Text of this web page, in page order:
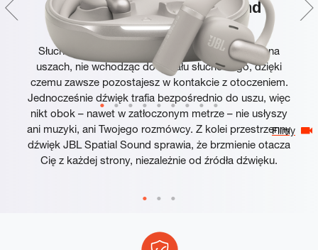
Filmy
Technologia JBL OpenSound i
Spatial Sound
Słuchawki JBL Sense Pro opierają się wygodnie na
uszach, nie wchodząc do kanału słuchowego, dzięki
czemu zawsze pozostajesz w kontakcie z otoczeniem.
Jednocześnie dźwięk trafia bezpośrednio do uszu, więc
nikt obok – nawet w zatłoczonym metrze – nie usłyszy
ani muzyki, ani Twojego rozmówcy. Z kolei przestrzenny
dźwięk JBL Spatial Sound sprawia, że brzmienie otacza
Cię z każdej strony, niezależnie od źródła dźwięku.